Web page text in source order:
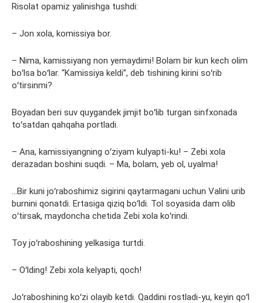
Risolat opamiz yalinishga tushdi:
– Jon xola, komissiya bor.
– Nima, kamissiyang non yemaydimi! Bolam bir kun kech olim
boʻlsa boʻlar. “Kamissiya keldi”, deb tishining kirini soʻrib
oʻtirsinmi?
Boyadan beri suv quygandek jimjit boʻlib turgan sinfxonada
toʻsatdan qahqaha portladi.
– Ana, kamissiyangning oʻziyam kulyapti-ku! – Zebi xola
derazadan boshini suqdi. – Ma, bolam, yeb ol, uyalma!
…Bir kuni joʻraboshimiz sigirini qaytarmagani uchun Valini urib
burnini qonatdi. Ertasiga qiziq boʻldi. Tol soyasida dam olib
oʻtirsak, maydoncha chetida Zebi xola koʻrindi.
Toy joʻraboshining yelkasiga turtdi.
– Oʻlding! Zebi xola kelyapti, qoch!
Joʻraboshining koʻzi olayib ketdi. Qaddini rostladi-yu, keyin qoʻl